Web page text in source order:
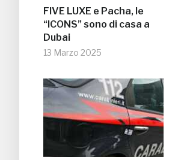
FIVE LUXE e Pacha, le
“ICONS” sono di casa a
Dubai
13 Marzo 2025